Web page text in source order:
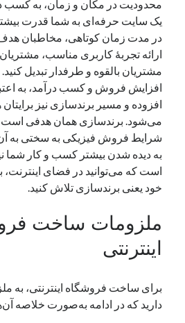
محدودیت در مکان و زمان، به کسب
یک سایت حرفه‌ای به شما قدرت
در مدت زمان کوتاهی، مخاطبان هدف
ارائه تجربهٔ کاربری مناسب، مشتریان
مشتریان بالقوه و طرفدار تبدیل
افزایش فروش و کسب درآمد، به
افزوده و مسیر برندسازی نیز برایتان
می‌شود. برندسازی همان هدفی
شرایط فروش فیزیکی به سختی به
به دیده شدن بیشتر کسب‌ و کار شما
است که می‌توانید در فضای اینترنت،
خود یعنی برندسازی تلاش کنید.
ملزومات ساخت
اینترنتی
برای ساخت فروشگاه اینترنتی، به
دارید که در ادامه به‌صورت خلاصه